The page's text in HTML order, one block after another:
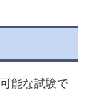
能な試験で